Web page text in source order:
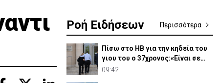
Ροή Ειδήσεων Περισσότερα
Πίσω στο ΗΒ για την κηδεία του
γιου του ο 37χρονος:«Είναι σε
άσχημη κατάσταση»
09:42